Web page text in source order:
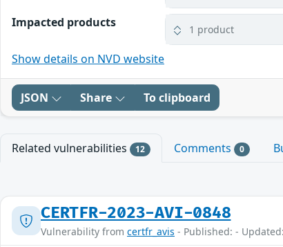
Impacted products 1 product
Show details on NVD website
JSON Share To clipboard
Related vulnerabilities 12 Comments 0
CERTFR-2023-AVI-0848
Vulnerability from certfr_avis - Published: - Updated: